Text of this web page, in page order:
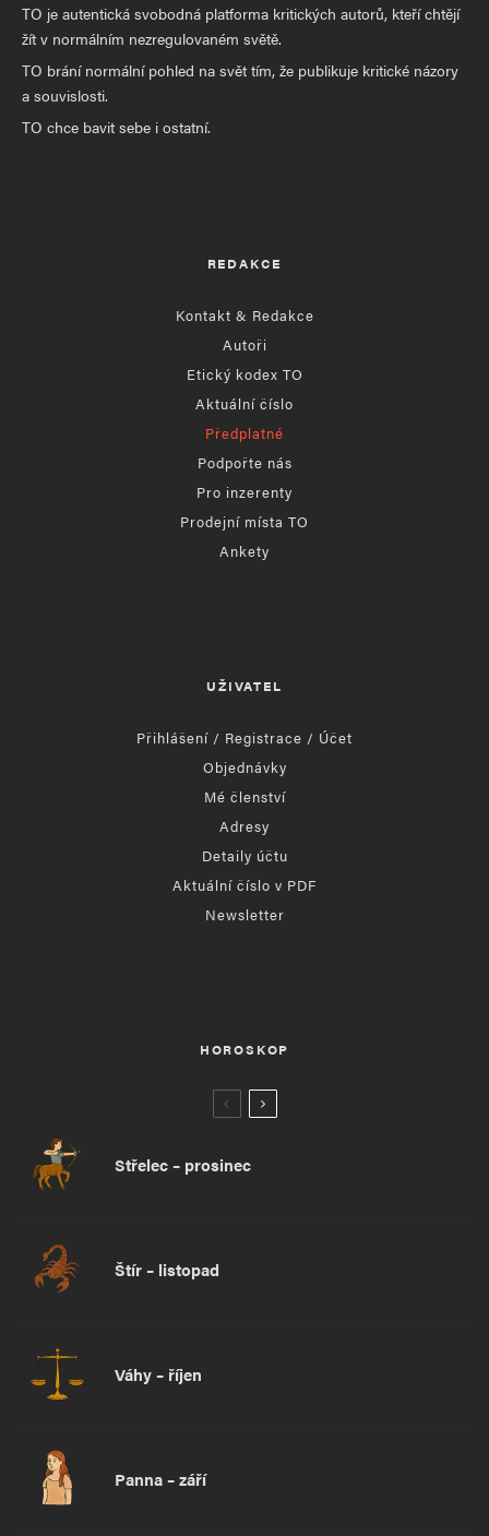
TO je autentická svobodná platforma kritických autorů, kteří chtějí
žít v normálním nezregulovaném světě.
TO brání normální pohled na svět tím, že publikuje kritické názory
a souvislosti.
TO chce bavit sebe i ostatní.
REDAKCE
Kontakt & Redakce
Autoři
Etický kodex TO
Aktuální číslo
Předplatné
Podpořte nás
Pro inzerenty
Prodejní místa TO
Ankety
UŽIVATEL
Přihlášení / Registrace / Účet
Objednávky
Mé členství
Adresy
Detaily účtu
Aktuální číslo v PDF
Newsletter
HOROSKOP
Střelec – prosinec
Štír – listopad
Váhy – říjen
Panna – září